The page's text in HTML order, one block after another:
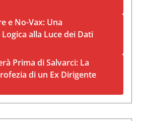
e No-Vax: Una
alla Luce dei Dati
Prima di Salvarci: La
di un Ex Dirigente